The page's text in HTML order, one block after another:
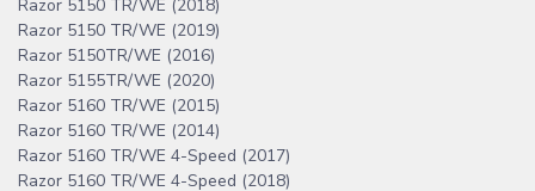
Razor 5150 TR/WE (2018)
Razor 5150 TR/WE (2019)
Razor 5150TR/WE (2016)
Razor 5155TR/WE (2020)
Razor 5160 TR/WE (2015)
Razor 5160 TR/WE (2014)
Razor 5160 TR/WE 4-Speed (2017)
Razor 5160 TR/WE 4-Speed (2018)